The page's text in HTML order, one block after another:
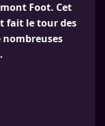
Foot. Cet
fait le tour des
nombreuses